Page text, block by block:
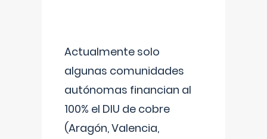
Actualmente solo
algunas comunidades
autónomas financian al
100% el DIU de cobre
(Aragón, Valencia,